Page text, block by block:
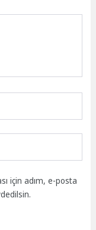
için adım, e-posta